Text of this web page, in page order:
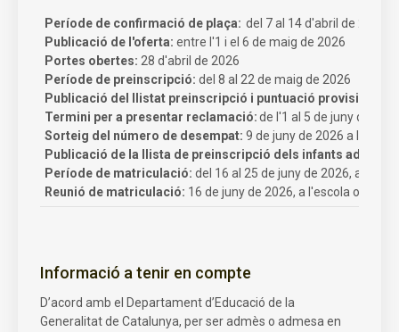
Període de confirmació de plaça: del 7 al 14 d'abril de 2026
Publicació de l'oferta: entre l'1 i el 6 de maig de 2026
Portes obertes: 28 d'abril de 2026
Període de preinscripció: del 8 al 22 de maig de 2026
Publicació del llistat preinscripció i puntuació provisional:
Termini per a presentar reclamació:de l'1 al 5 de juny de
Sorteig del número de desempat: 9 de juny de 2026 a les 17
Publicació de la llista de preinscripció dels infants
Període de matriculació: del 16 al 25 de juny de 2026,
Reunió de matriculació: 16 de juny de 2026, a l'escola on
Informació a tenir en compte
D’acord amb el Departament d’Educació de la
Generalitat de Catalunya, per ser admès o admesa en